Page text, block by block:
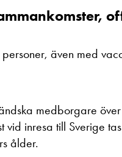
även med
medborgare
vid inresa till Sverige
ålder.